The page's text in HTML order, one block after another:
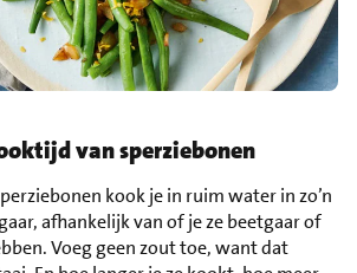
van sperziebonen
kook je in ruim water in zo’n
afhankelijk van of je ze beetgaar of
Voeg geen zout toe, want dat